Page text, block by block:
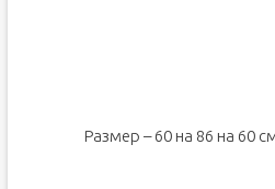
Размер – 60 на 86 на 60